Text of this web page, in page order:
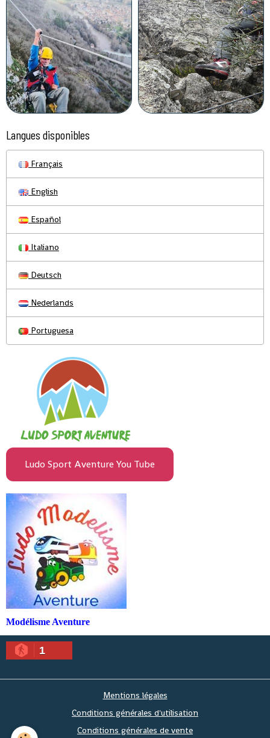
Langues disponibles
Français
English
Español
Italiano
Deutsch
Nederlands
Portuguesa
Ludo Sport Aventure You Tube
Modélisme Aventure
1
Mentions légales
Conditions générales d'utilisation
Conditions générales de vente